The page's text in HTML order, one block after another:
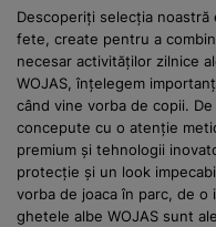
Descoperiți selecția
fete, create pentru a
necesar activităților zilnice
WOJAS, înțelegem
când vine vorba de copii.
concepute cu o atenție
premium și tehnologii
protecție și un look
vorba de joaca în parc, de o
ghetele albe WOJAS sunt